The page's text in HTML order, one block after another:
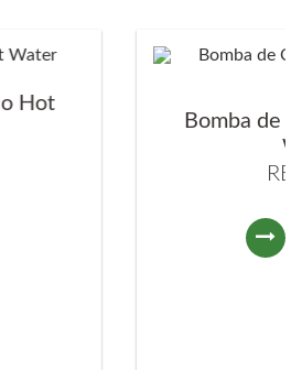
Bomba de Calor Ar - Àgua
REF. T07239715